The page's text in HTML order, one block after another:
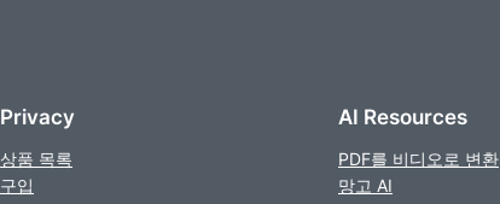
Privacy
상품 목록
구입
AI Resources
PDF를 비디오로 변환
망고 AI